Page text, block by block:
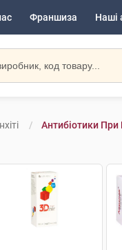
Франшиза Наші
Антибіотики При